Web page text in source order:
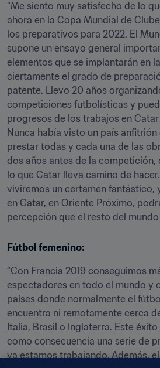
“Me siento muy satisfecho de lo
ahora en la Copa Mundial de
los preparativos para 2022. El
supone un ensayo general
elementos que se implantarán en
ciertamente el grado de
patente. Llevo 20 años
competiciones futbolísticas y
progresos de los trabajos en
Nunca había visto un país
prestar todas y cada una de las
dos años antes de la competición,
lo que Catar lleva camino de
viviremos un certamen fantástico,
en Catar, en Oriente Próximo,
percepción que el resto del mundo
Fútbol femenino:
“Con Francia 2019 conseguimos
espectadores en todo el mundo y
países donde normalmente el
encuentra ni remotamente cerca
Italia, Brasil o Inglaterra. Este
como consecuencia una serie de
ya estamos trabajando. Además,